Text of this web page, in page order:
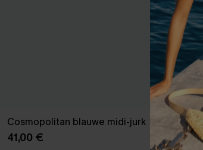
Cosmopolitan blauwe midi-jurk
41,00 €